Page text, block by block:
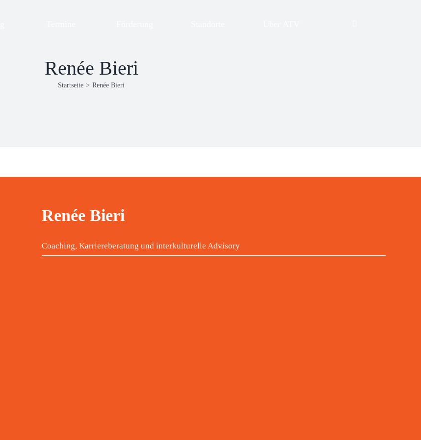
Renée Bieri
Startseite > Renée Bieri
Renée Bieri
Coaching, Karriereberatung und interkulturelle Advisory